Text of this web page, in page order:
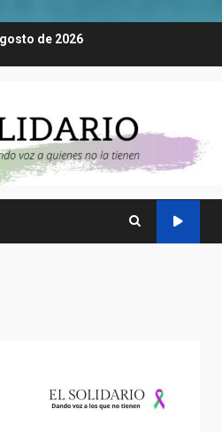
de 2026